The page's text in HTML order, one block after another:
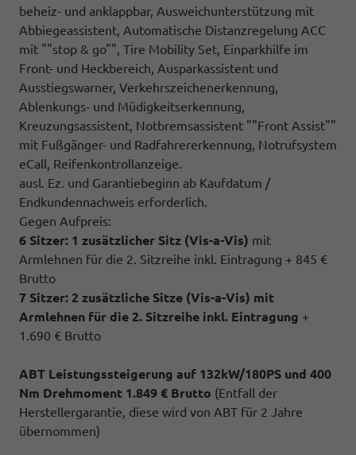
beheiz- und anklappbar, Ausweichunterstützung mit
Abbiegeassistent, Automatische Distanzregelung ACC
mit ""stop & go"", Tire Mobility Set, Einparkhilfe im
Front- und Heckbereich, Ausparkassistent und
Ausstiegswarner, Verkehrszeichenerkennung,
Ablenkungs- und Müdigkeitserkennung,
Kreuzungsassistent, Notbremsassistent ""Front Assist""
mit Fußgänger- und Radfahrererkennung, Notrufsystem
eCall, Reifenkontrollanzeige.
ausl. Ez. und Garantiebeginn ab Kaufdatum /
Endkundennachweis erforderlich.
Gegen Aufpreis:
6 Sitzer: 1 zusätzlicher Sitz (Vis-a-Vis) mit
Armlehnen für die 2. Sitzreihe inkl. Eintragung + 845 €
Brutto
7 Sitzer: 2 zusätzliche Sitze (Vis-a-Vis) mit
Armlehnen für die 2. Sitzreihe inkl. Eintragung +
1.690 € Brutto
ABT Leistungssteigerung auf 132kW/180PS und 400
Nm Drehmoment 1.849 € Brutto (Entfall der
Herstellergarantie, diese wird von ABT für 2 Jahre
übernommen)